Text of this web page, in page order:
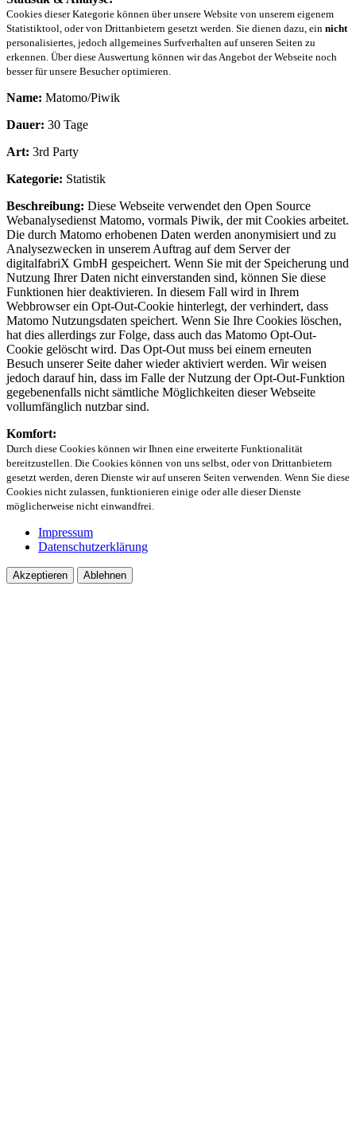
Cookies dieser Kategorie können über unsere Website von unserem eigenem
Statistiktool, oder von Drittanbietern gesetzt werden. Sie dienen dazu, ein nicht
personalisiertes, jedoch allgemeines Surfverhalten auf unseren Seiten zu
erkennen. Über diese Auswertung können wir das Angebot der Webseite noch
besser für unsere Besucher optimieren.
Name: Matomo/Piwik
Dauer: 30 Tage
Art: 3rd Party
Kategorie: Statistik
Beschreibung: Diese Webseite verwendet den Open Source
Webanalysedienst Matomo, vormals Piwik, der mit Cookies arbeitet.
Die durch Matomo erhobenen Daten werden anonymisiert und zu
Analysezwecken in unserem Auftrag auf dem Server der
digitalfabriX GmbH gespeichert. Wenn Sie mit der Speicherung und
Nutzung Ihrer Daten nicht einverstanden sind, können Sie diese
Funktionen hier deaktivieren. In diesem Fall wird in Ihrem
Webbrowser ein Opt-Out-Cookie hinterlegt, der verhindert, dass
Matomo Nutzungsdaten speichert. Wenn Sie Ihre Cookies löschen,
hat dies allerdings zur Folge, dass auch das Matomo Opt-Out-
Cookie gelöscht wird. Das Opt-Out muss bei einem erneuten
Besuch unserer Seite daher wieder aktiviert werden. Wir weisen
jedoch darauf hin, dass im Falle der Nutzung der Opt-Out-Funktion
gegebenenfalls nicht sämtliche Möglichkeiten dieser Webseite
vollumfänglich nutzbar sind.
Komfort:
Durch diese Cookies können wir Ihnen eine erweiterte Funktionalität
bereitzustellen. Die Cookies können von uns selbst, oder von Drittanbietern
gesetzt werden, deren Dienste wir auf unseren Seiten verwenden. Wenn Sie diese
Cookies nicht zulassen, funktionieren einige oder alle dieser Dienste
möglicherweise nicht einwandfrei.
Impressum
Datenschutzerklärung
Akzeptieren Ablehnen